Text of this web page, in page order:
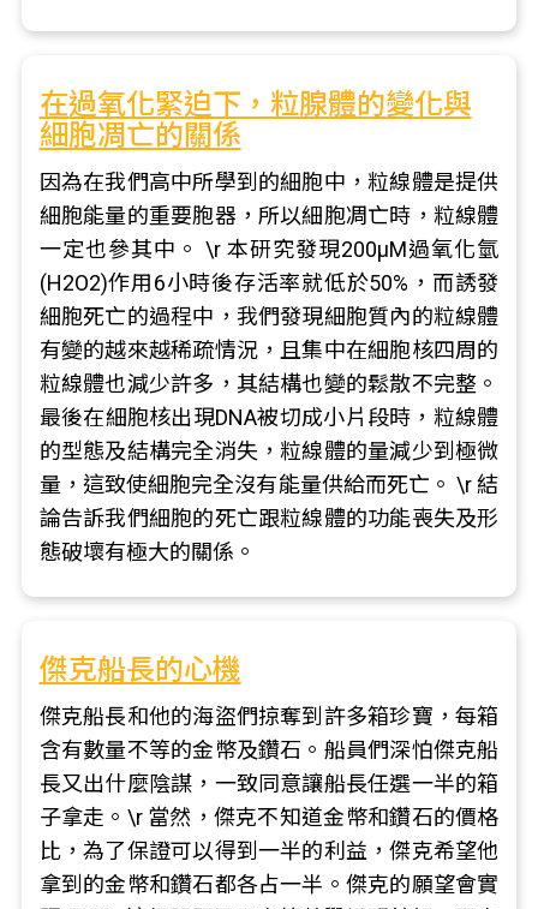
在過氧化緊迫下，粒腺體的變化與
細胞凋亡的關係
因為在我們高中所學到的細胞中，粒線體是提供
細胞能量的重要胞器，所以細胞凋亡時，粒線體
一定也參其中。 \r 本研究發現200μM過氧化氫
(H2O2)作用6小時後存活率就低於50%，而誘發
細胞死亡的過程中，我們發現細胞質內的粒線體
有變的越來越稀疏情況，且集中在細胞核四周的
粒線體也減少許多，其結構也變的鬆散不完整。
最後在細胞核出現DNA被切成小片段時，粒線體
的型態及結構完全消失，粒線體的量減少到極微
量，這致使細胞完全沒有能量供給而死亡。 \r 結
論告訴我們細胞的死亡跟粒線體的功能喪失及形
態破壞有極大的關係。
傑克船長的心機
傑克船長和他的海盜們掠奪到許多箱珍寶，每箱
含有數量不等的金幣及鑽石。船員們深怕傑克船
長又出什麼陰謀，一致同意讓船長任選一半的箱
子拿走。\r 當然，傑克不知道金幣和鑽石的價格
比，為了保證可以得到一半的利益，傑克希望他
拿到的金幣和鑽石都各占一半。傑克的願望會實